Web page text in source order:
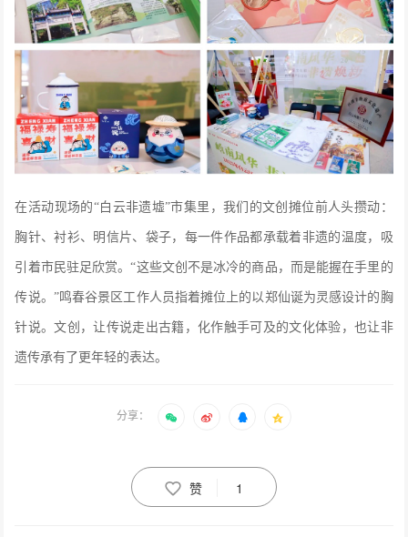
在活动现场的“白云非遗墟”市集里，我们的文创摊位前人头攒动：
胸针、衬衫、明信片、袋子，每一件作品都承载着非遗的温度，吸
引着市民驻足欣赏。“这些文创不是冰冷的商品，而是能握在手里的
传说。”鸣春谷景区工作人员指着摊位上的以郑仙诞为灵感设计的胸
针说。文创，让传说走出古籍，化作触手可及的文化体验，也让非
遗传承有了更年轻的表达。
分享：
赞 1